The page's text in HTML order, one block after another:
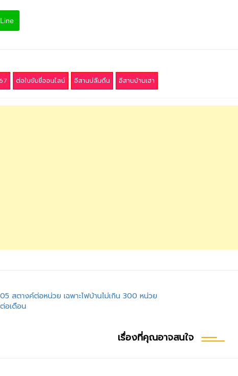
Line
ต่อใบขับขี่ออนไลน์ อีสานบ่ลืมถิ่น อีสานบ้านเฮา
สตางค์ต่อหน่วย เฉพาะไฟบ้านไม่เกิน 300 หน่วย
ต่อเดือน
เรื่องที่คุณอาจสนใจ